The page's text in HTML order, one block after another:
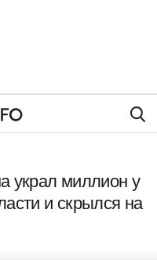
украл миллион у
и скрылся на